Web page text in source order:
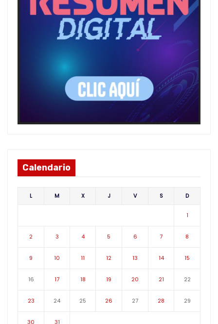
Calendario
L M X J V S D
1
2 3 4 5 6 7 8
9 10 11 12 13 14 15
16 17 18 19 20 21 22
23 24 25 26 27 28 29
30 31